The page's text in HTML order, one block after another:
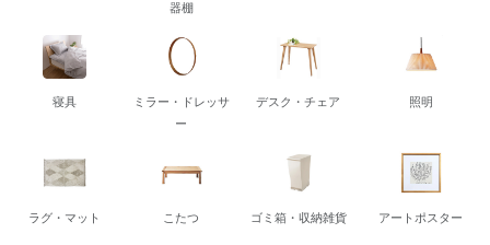
器棚
寝具
ミラー・ドレッサ
ー
デスク・チェア 照明
ラグ・マット こたつ ゴミ箱・収納雑貨 アートポスター